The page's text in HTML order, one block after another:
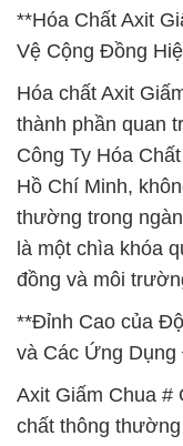
**Hóa Chất Axit
Vệ Cộng Đồng
Hóa chất Axit
thành phần quan
Công Ty Hóa
Hồ Chí Minh,
thường trong
là một chìa khóa
đồng và môi
**Đỉnh Cao của
và Các Ứng
Axit Giấm Chua #
chất thông